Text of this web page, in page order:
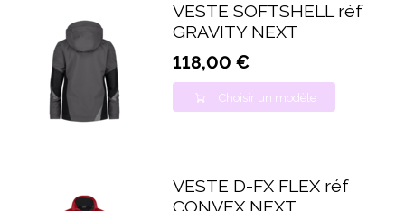
VESTE SOFTSHELL réf
GRAVITY NEXT
118,00 €
Choisir un modèle
VESTE D-FX FLEX réf